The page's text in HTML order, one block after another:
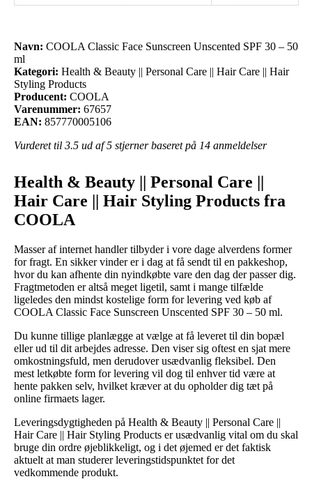
Navn: COOLA Classic Face Sunscreen Unscented SPF 30 – 50
ml
Kategori: Health & Beauty || Personal Care || Hair Care || Hair
Styling Products
Producent: COOLA
Varenummer: 67657
EAN: 857770005106
Vurderet til 3.5 ud af 5 stjerner baseret på 14 anmeldelser
Health & Beauty || Personal Care ||
Hair Care || Hair Styling Products fra
COOLA
Masser af internet handler tilbyder i vore dage alverdens former
for fragt. En sikker vinder er i dag at få sendt til en pakkeshop,
hvor du kan afhente din nyindkøbte vare den dag der passer dig.
Fragtmetoden er altså meget ligetil, samt i mange tilfælde
ligeledes den mindst kostelige form for levering ved køb af
COOLA Classic Face Sunscreen Unscented SPF 30 – 50 ml.
Du kunne tillige planlægge at vælge at få leveret til din bopæl
eller ud til dit arbejdes adresse. Den viser sig oftest en sjat mere
omkostningsfuld, men derudover usædvanlig fleksibel. Den
mest letkøbte form for levering vil dog til enhver tid være at
hente pakken selv, hvilket kræver at du opholder dig tæt på
online firmaets lager.
Leveringsdygtigheden på Health & Beauty || Personal Care ||
Hair Care || Hair Styling Products er usædvanlig vital om du skal
bruge din ordre øjeblikkeligt, og i det øjemed er det faktisk
aktuelt at man studerer leveringstidspunktet for det
vedkommende produkt.